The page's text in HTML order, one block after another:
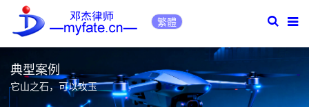
繁體
典型案例
它山之石，可以攻玉